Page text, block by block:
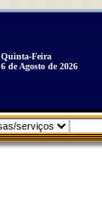
Quinta-Feira
6 de Agosto de 2026